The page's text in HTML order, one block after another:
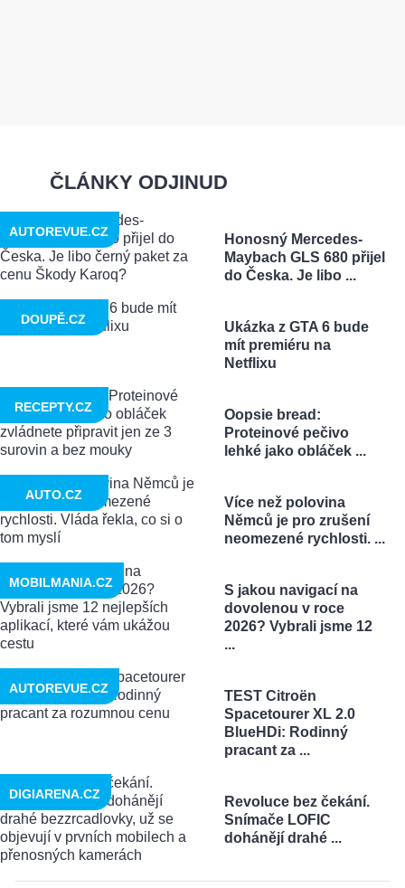
ČLÁNKY ODJINUD
Honosný Mercedes-
Maybach GLS 680 přijel
do Česka. Je libo ...
AUTOREVUE.CZ
Ukázka z GTA 6 bude
mít premiéru na
Netflixu
DOUPĚ.CZ
Oopsie bread:
Proteinové pečivo
lehké jako obláček ...
RECEPTY.CZ
Více než polovina
Němců je pro zrušení
neomezené rychlosti. ...
AUTO.CZ
S jakou navigací na
dovolenou v roce
2026? Vybrali jsme 12
...
MOBILMANIA.CZ
TEST Citroën
Spacetourer XL 2.0
BlueHDi: Rodinný
pracant za ...
AUTOREVUE.CZ
Revoluce bez čekání.
Snímače LOFIC
dohánějí drahé ...
DIGIARENA.CZ